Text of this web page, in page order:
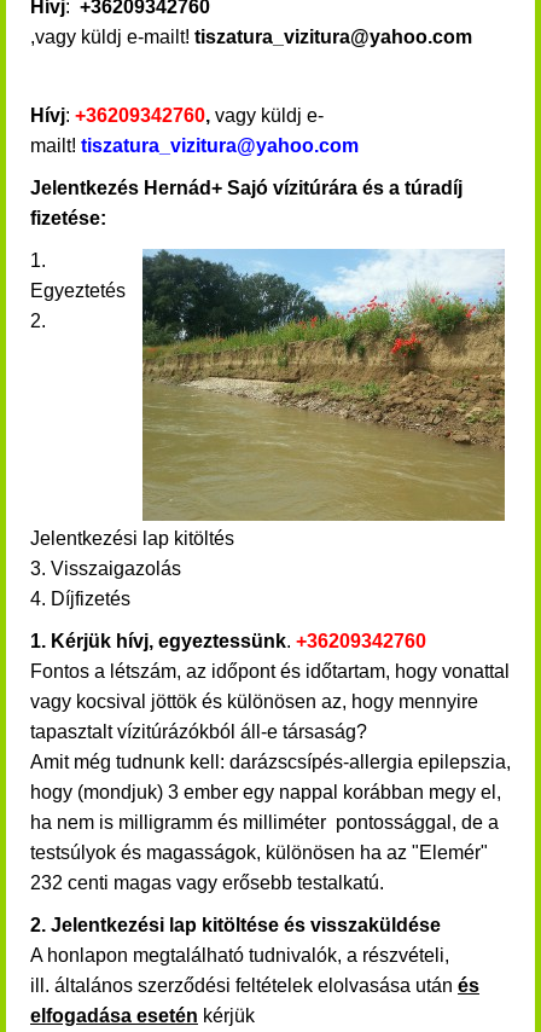
Hívj: +36209342760
,vagy küldj e-mailt! tiszatura_vizitura@yahoo.com
Hívj: +36209342760, vagy küldj e-
mailt! tiszatura_vizitura@yahoo.com
Jelentkezés Hernád+ Sajó vízitúrára és a túradíj
fizetése:
1.
Egyeztetés
2.
Jelentkezési lap kitöltés
3. Visszaigazolás
4. Díjfizetés
1. Kérjük hívj, egyeztessünk. +36209342760
Fontos a létszám, az időpont és időtartam, hogy vonattal
vagy kocsival jöttök és különösen az, hogy mennyire
tapasztalt vízitúrázókból áll-e társaság?
Amit még tudnunk kell: darázscsípés-allergia epilepszia,
hogy (mondjuk) 3 ember egy nappal korábban megy el,
ha nem is milligramm és milliméter pontossággal, de a
testsúlyok és magasságok, különösen ha az "Elemér"
232 centi magas vagy erősebb testalkatú.
2. Jelentkezési lap kitöltése és visszaküldése
A honlapon megtalálható tudnivalók, a részvételi,
ill. általános szerződési feltételek elolvasása után és
elfogadása esetén kérjük